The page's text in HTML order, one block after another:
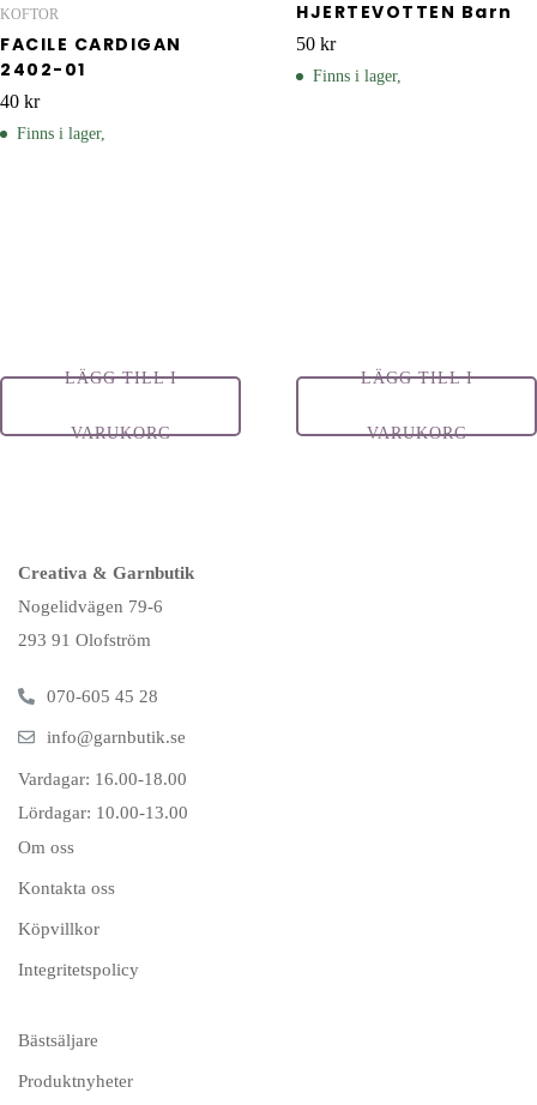
KOFTOR
FACILE CARDIGAN
2402-01
40 kr
Finns i lager,
LÄGG TILL I
VARUKORG
HJERTEVOTTEN Barn
50 kr
Finns i lager,
LÄGG TILL I
VARUKORG
Creativa & Garnbutik
Nogelidvägen 79-6
293 91 Olofström
070-605 45 28
info@garnbutik.se
Vardagar: 16.00-18.00
Lördagar: 10.00-13.00
Om oss
Kontakta oss
Köpvillkor
Integritetspolicy
Bästsäljare
Produktnyheter